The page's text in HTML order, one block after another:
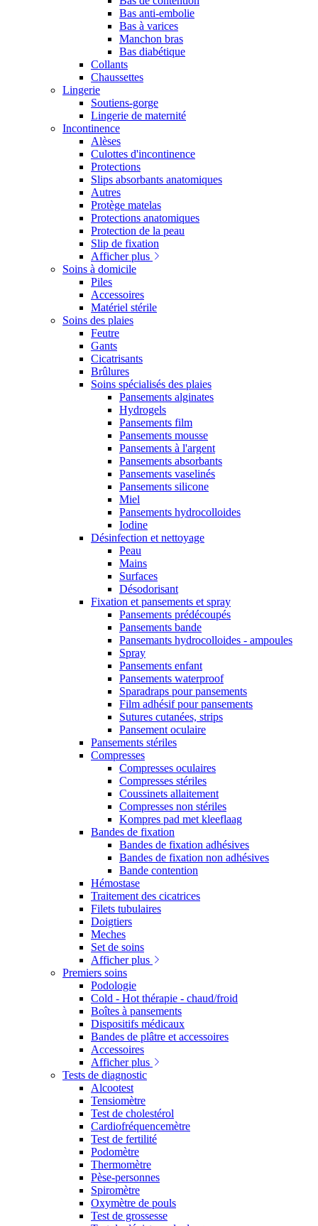
Bas anti-embolie
Bas à varices
Manchon bras
Bas diabétique
Collants
Chaussettes
Lingerie
Soutiens-gorge
Lingerie de maternité
Incontinence
Alèses
Culottes d'incontinence
Protections
Slips absorbants anatomiques
Autres
Protège matelas
Protections anatomiques
Protection de la peau
Slip de fixation
Afficher plus
Soins à domicile
Piles
Accessoires
Matériel stérile
Soins des plaies
Feutre
Gants
Cicatrisants
Brûlures
Soins spécialisés des plaies
Pansements alginates
Hydrogels
Pansements film
Pansements mousse
Pansements à l'argent
Pansements absorbants
Pansements vaselinés
Pansements silicone
Miel
Pansements hydrocolloides
Iodine
Désinfection et nettoyage
Peau
Mains
Surfaces
Désodorisant
Fixation et pansements et spray
Pansements prédécoupés
Pansements bande
Pansemants hydrocolloides - ampoules
Spray
Pansements enfant
Pansements waterproof
Sparadraps pour pansements
Film adhésif pour pansements
Sutures cutanées, strips
Pansement oculaire
Pansements stériles
Compresses
Compresses oculaires
Compresses stériles
Coussinets allaitement
Compresses non stériles
Kompres pad met kleeflaag
Bandes de fixation
Bandes de fixation adhésives
Bandes de fixation non adhésives
Bande contention
Hémostase
Traitement des cicatrices
Filets tubulaires
Doigtiers
Meches
Set de soins
Afficher plus
Premiers soins
Podologie
Cold - Hot thérapie - chaud/froid
Boîtes à pansements
Dispositifs médicaux
Bandes de plâtre et accessoires
Accessoires
Afficher plus
Tests de diagnostic
Alcootest
Tensiomètre
Test de cholestérol
Cardiofréquencemètre
Test de fertilité
Podomètre
Thermomètre
Pèse-personnes
Spiromètre
Oxymètre de pouls
Test de grossesse